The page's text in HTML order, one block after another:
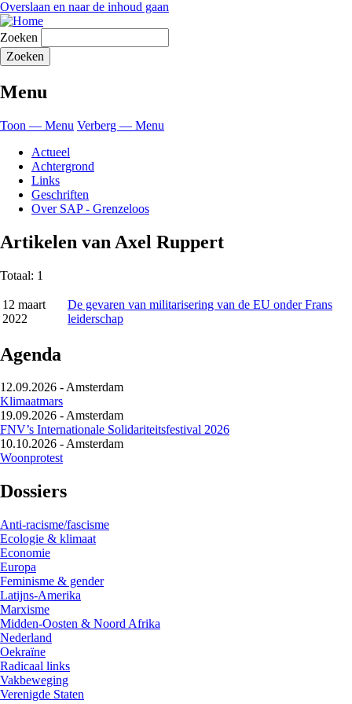
Overslaan en naar de inhoud gaan
Zoeken
Menu
Toon — Menu Verberg — Menu
Actueel
Achtergrond
Links
Geschriften
Over SAP - Grenzeloos
Artikelen van Axel Ruppert
Totaal: 1
12 maart
2022
De gevaren van militarisering van de EU onder Frans
leiderschap
Agenda
12.09.2026 -Amsterdam
Klimaatmars
19.09.2026 -Amsterdam
FNV’s Internationale Solidariteitsfestival 2026
10.10.2026 -Amsterdam
Woonprotest
Dossiers
Anti-racisme/fascisme
Ecologie & klimaat
Economie
Europa
Feminisme & gender
Latijns-Amerika
Marxisme
Midden-Oosten & Noord Afrika
Nederland
Oekraïne
Radicaal links
Vakbeweging
Verenigde Staten